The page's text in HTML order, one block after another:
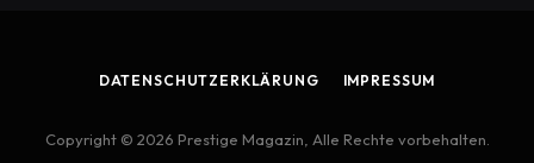
l
DATENSCHUTZERKLÄRUNG IMPRESSUM
Copyright © 2026 Prestige Magazin, Alle Rechte vorbehalten.